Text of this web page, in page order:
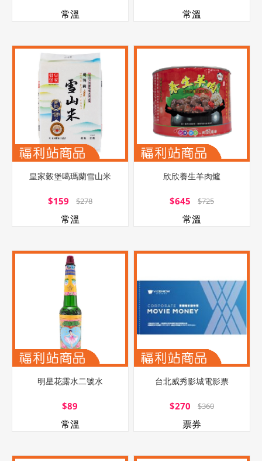
常溫 常溫
皇家穀堡噶瑪蘭雪山米
$159 $278
常溫
欣欣養生羊肉爐
$645 $725
常溫
明星花露水二號水
$89
常溫
台北威秀影城電影票
$270 $360
票券